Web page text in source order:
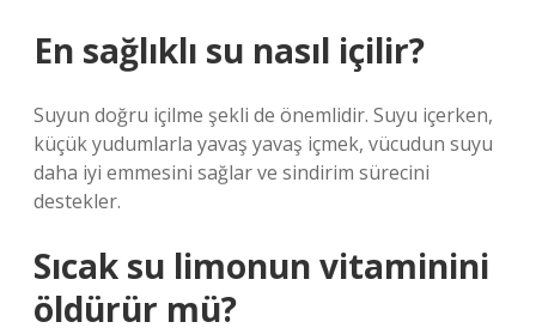
En sağlıklı su nasıl içilir?
Suyun doğru içilme şekli de önemlidir. Suyu içerken,
küçük yudumlarla yavaş yavaş içmek, vücudun suyu
daha iyi emmesini sağlar ve sindirim sürecini
destekler.
Sıcak su limonun vitaminini
öldürür mü?